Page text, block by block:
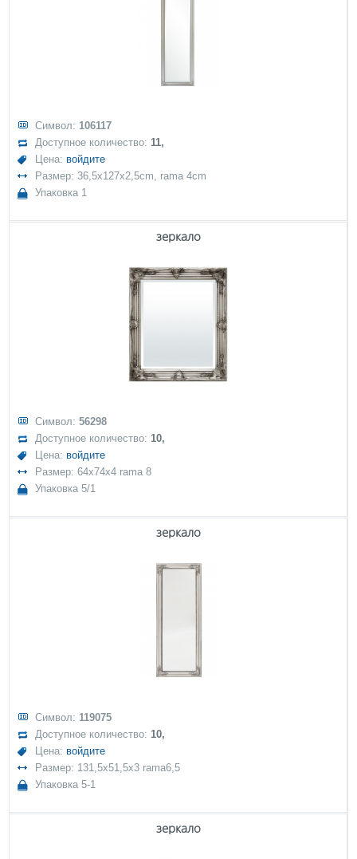
Символ: 106117
Доступное количество:11,
Цена: войдите
Размер: 36,5x127x2,5cm, rama 4cm
Упаковка 1
зеркало
Символ:56298
Доступное количество:10,
Цена: войдите
Размер: 64x74x4 rama 8
Упаковка 5/1
зеркало
Символ: 119075
Доступное количество:10,
Цена: войдите
Размер: 131,5x51,5x3 rama6,5
Упаковка 5-1
зеркало